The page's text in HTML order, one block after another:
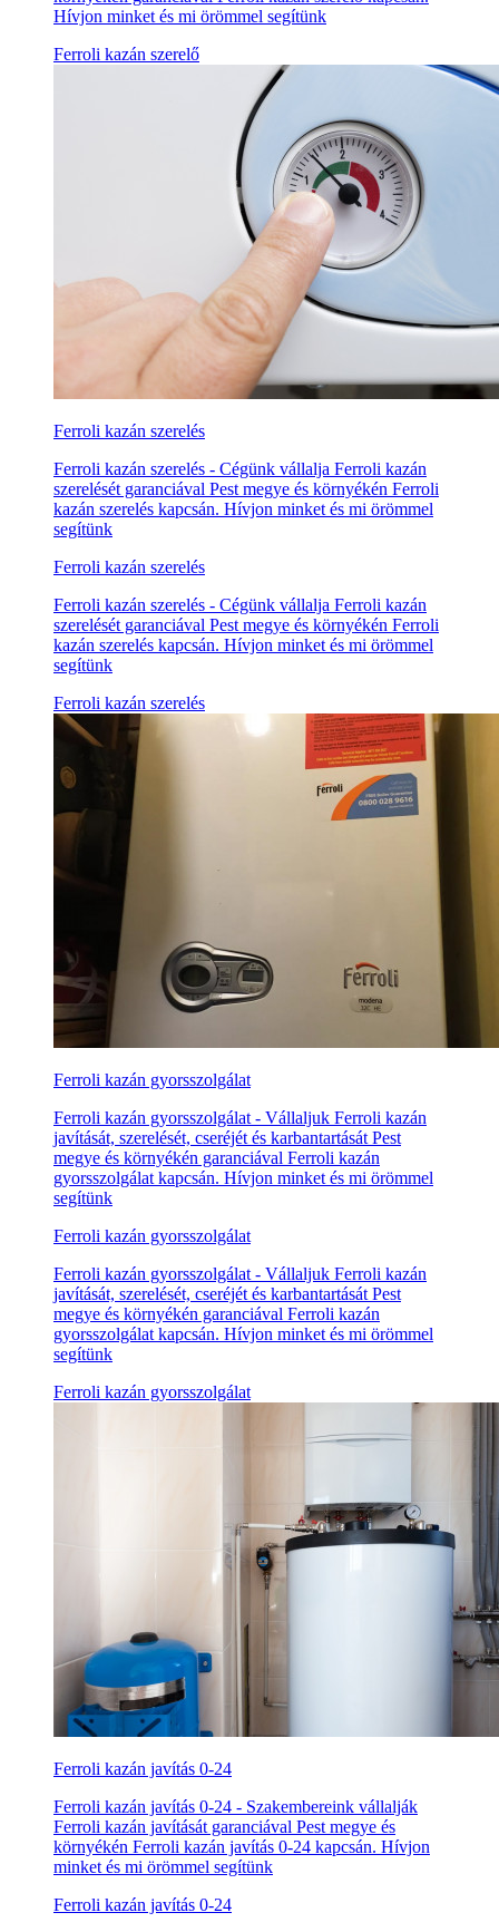
Hívjon minket és mi örömmel segítünk
Ferroli kazán szerelő
Ferroli kazán szerelés
Ferroli kazán szerelés - Cégünk vállalja Ferroli kazán
szerelését garanciával Pest megye és környékén Ferroli
kazán szerelés kapcsán. Hívjon minket és mi örömmel
segítünk
Ferroli kazán szerelés
Ferroli kazán szerelés - Cégünk vállalja Ferroli kazán
szerelését garanciával Pest megye és környékén Ferroli
kazán szerelés kapcsán. Hívjon minket és mi örömmel
segítünk
Ferroli kazán szerelés
Ferroli kazán gyorsszolgálat
Ferroli kazán gyorsszolgálat - Vállaljuk Ferroli kazán
javítását, szerelését, cseréjét és karbantartását Pest
megye és környékén garanciával Ferroli kazán
gyorsszolgálat kapcsán. Hívjon minket és mi örömmel
segítünk
Ferroli kazán gyorsszolgálat
Ferroli kazán gyorsszolgálat - Vállaljuk Ferroli kazán
javítását, szerelését, cseréjét és karbantartását Pest
megye és környékén garanciával Ferroli kazán
gyorsszolgálat kapcsán. Hívjon minket és mi örömmel
segítünk
Ferroli kazán gyorsszolgálat
Ferroli kazán javítás 0-24
Ferroli kazán javítás 0-24 - Szakembereink vállalják
Ferroli kazán javítását garanciával Pest megye és
környékén Ferroli kazán javítás 0-24 kapcsán. Hívjon
minket és mi örömmel segítünk
Ferroli kazán javítás 0-24